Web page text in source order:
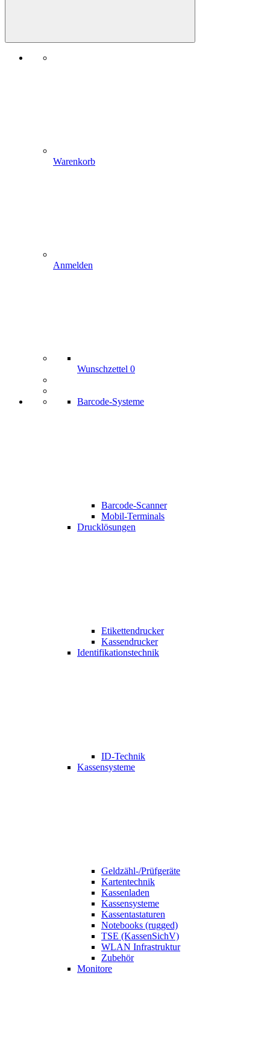
Warenkorb
Anmelden
Wunschzettel 0
Barcode-Systeme
Barcode-Scanner
Mobil-Terminals
Drucklösungen
Etikettendrucker
Kassendrucker
Identifikationstechnik
ID-Technik
Kassensysteme
Geldzähl-/Prüfgeräte
Kartentechnik
Kassenladen
Kassensysteme
Kassentastaturen
Notebooks (rugged)
TSE (KassenSichV)
WLAN Infrastruktur
Zubehör
Monitore